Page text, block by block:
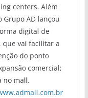
centers. Além
AD lançou
digital de
que vai facilitar a
do ponto
comercial;
no mall.